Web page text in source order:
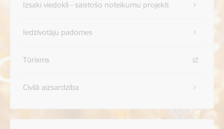
Izsaki viedokli - saistošo noteikumu projekti
Iedzīvotāju padomes
Tūrisms
Civilā aizsardzība